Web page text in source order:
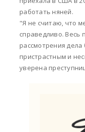
работать няней.
"Я не считаю, что
справедливо. Весь
рассмотрения
пристрастным и
уверена